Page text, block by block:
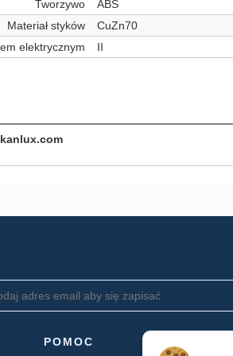
Tworzywo
ABS
Materiał styków
CuZn70
elektrycznym
II
POMOC